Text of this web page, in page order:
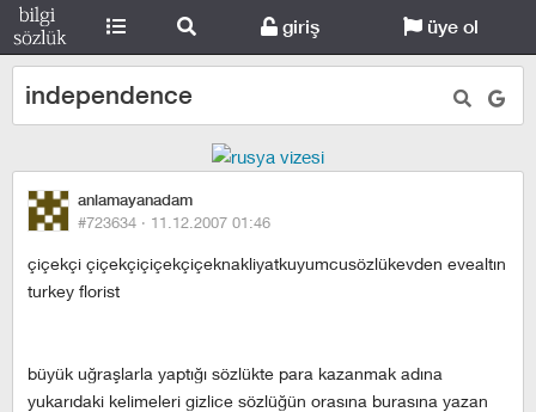
giriş üye ol
independence
anlamayanadam
#723634 · 11.12.2007 01:46
çiçekçi çiçekçiçiçekçiçeknakliyatkuyumcusözlükevden evealtın
turkey florist
büyük uğraşlarla yaptığı sözlükte para kazanmak adına
yukarıdaki kelimeleri gizlice sözlüğün orasına burasına yazan